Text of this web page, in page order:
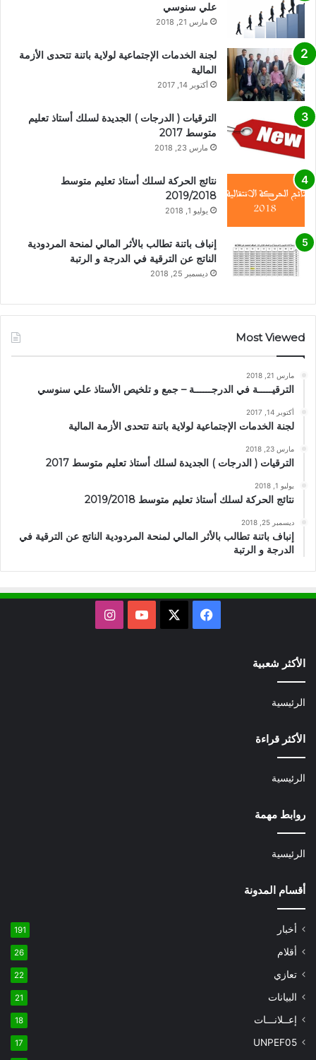
علي سنوسي
مارس 21, 2018
لجنة الخدمات الإجتماعية لولاية باتنة تتحدى الأزمة
المالية
أكتوبر 14, 2017
الترقيات ( الدرجات ) الجديدة لسلك أستاذ تعليم
متوسط 2017
مارس 23, 2018
نتائج الحركة لسلك أستاذ تعليم متوسط
2019/2018
يوليو 1, 2018
إنباف باتنة تطالب بالأثر المالي لمنحة المردودية
الناتج عن الترقية في الدرجة و الرتبة
ديسمبر 25, 2018
Most Viewed
مارس 21, 2018
الترقيـــــة في الدرجــــــة – جمع و تلخيص الأستاذ علي سنوسي
أكتوبر 14, 2017
لجنة الخدمات الإجتماعية لولاية باتنة تتحدى الأزمة المالية
مارس 23, 2018
الترقيات ( الدرجات ) الجديدة لسلك أستاذ تعليم متوسط 2017
يوليو 1, 2018
نتائج الحركة لسلك أستاذ تعليم متوسط 2019/2018
ديسمبر 25, 2018
إنباف باتنة تطالب بالأثر المالي لمنحة المردودية الناتج عن الترقية في
الدرجة و الرتبة
فيسبوك يوتيوب
الأكثر شعبية
الرئيسية
الأكثر قراءة
الرئيسية
روابط مهمة
الرئيسية
أقسام المدونة
أخبار 191
أقلام 26
تعازي 22
البيانات 21
إعــلانـــات 18
UNPEF05
17